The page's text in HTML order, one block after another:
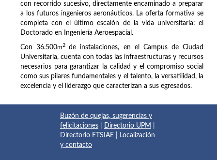
con recorrido sucesivo, directamente encaminado a preparar
a los futuros ingenieros aeronáuticos. La oferta formativa se
completa con el último escalón de la vida universitaria: el
Doctorado en Ingeniería Aeroespacial.
Con 36.500m2
de instalaciones, en el Campus de Ciudad
Universitaria, cuenta con todas las infraestructuras y recursos
necesarios para garantizar la calidad y el compromiso social
como sus pilares fundamentales y el talento, la versatilidad, la
excelencia y el liderazgo que caracterizan a sus egresados.
Buzón de quejas, sugerencias y
felicitaciones
Directorio UPM
Directorio ETSIAE
Localización
y contacto